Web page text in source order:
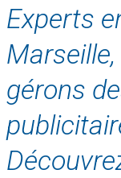
Experts
gérons